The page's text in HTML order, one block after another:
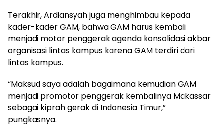
Terakhir, Ardiansyah juga menghimbau kepada
kader-kader GAM, bahwa GAM harus kembali
menjadi motor penggerak agenda konsolidasi akbar
organisasi lintas kampus karena GAM terdiri dari
lintas kampus.
“Maksud saya adalah bagaimana kemudian GAM
menjadi promotor penggerak kembalinya Makassar
sebagai kiprah gerak di Indonesia Timur,”
pungkasnya.